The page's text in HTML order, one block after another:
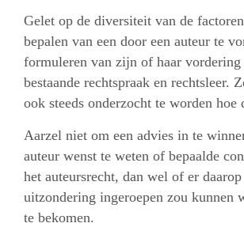
Gelet op de diversiteit van de
bepalen van een door een auteur te
formuleren van zijn of haar vordering
bestaande rechtspraak en rechtsleer.
ook steeds onderzocht te worden
Aarzel niet om een advies in te
auteur wenst te weten of bepaalde
het auteursrecht, dan wel of er
uitzondering ingeroepen zou kunnen
te bekomen.